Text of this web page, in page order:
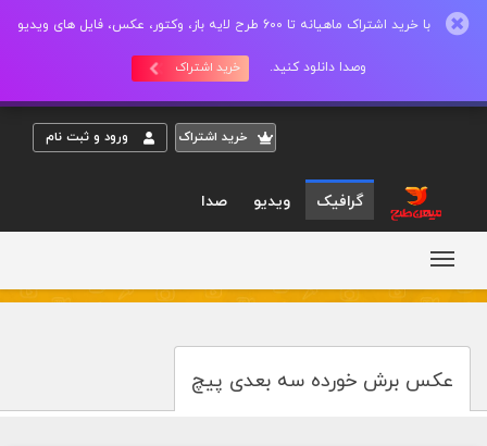
با خرید اشتراک ماهیانه تا 600 طرح لایه باز، وکتور، عکس، فایل های ویدیو
وصدا دانلود کنید. خرید اشتراک
خريد اشتراک ورود و ثبت نام
گرافیک ویدیو صدا
عکس برش خورده سه بعدی پیچ